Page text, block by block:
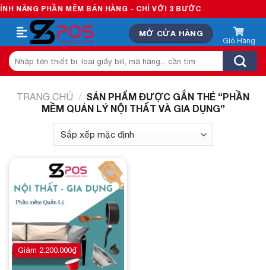
Skip
to
content
NĂNG PHẦN MỀM BÁN HÀNG - CHỈ VỚI 3 BƯỚC
MỞ CỬA HÀNG
Tìm
kiếm:
TRANG CHỦ / SẢN PHẨM ĐƯỢC GẮN THẺ “PHẦN
MỀM QUẢN LÝ NỘI THẤT VÀ GIA DỤNG”
Add to
wishlist
Giảm 2.200.000₫